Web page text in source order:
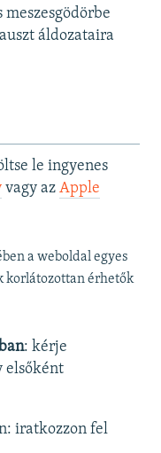
áldozataira
le ingyenes
vagy az Apple
a weboldal egyes
korlátozottan érhetők
: kérje
elsőként
iratkozzon fel